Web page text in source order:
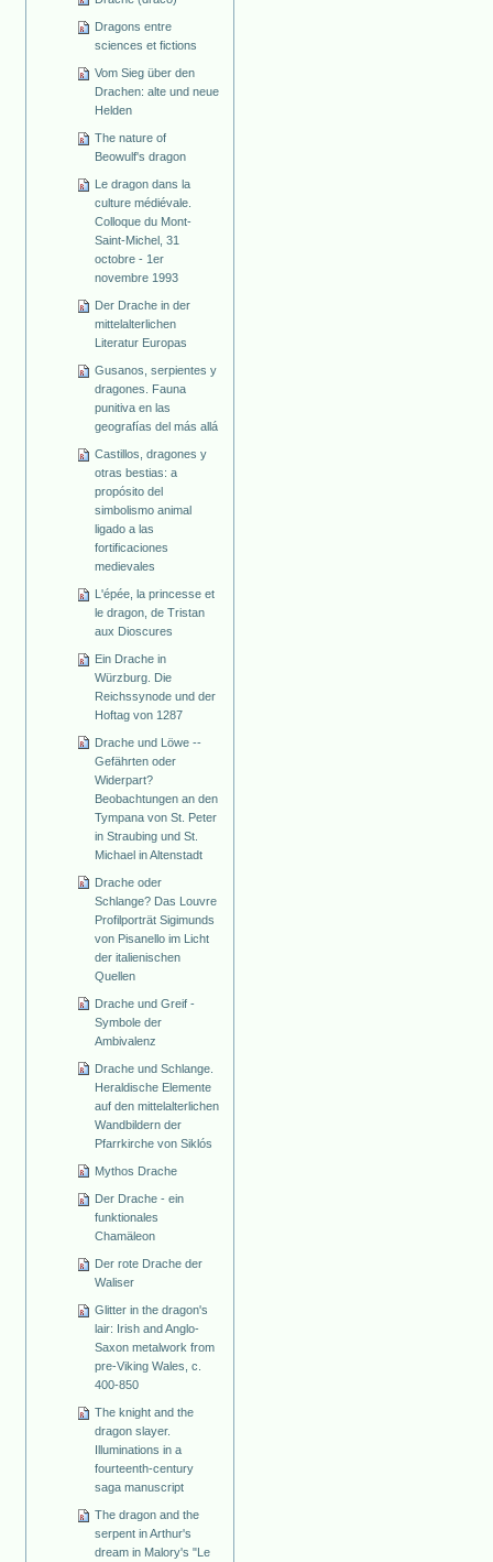
Dragons entre
sciences et fictions
Vom Sieg über den
Drachen: alte und neue
Helden
The nature of
Beowulf's dragon
Le dragon dans la
culture médiévale.
Colloque du Mont-
Saint-Michel, 31
octobre - 1er
novembre 1993
Der Drache in der
mittelalterlichen
Literatur Europas
Gusanos, serpientes y
dragones. Fauna
punitiva en las
geografías del más allá
Castillos, dragones y
otras bestias: a
propósito del
simbolismo animal
ligado a las
fortificaciones
medievales
L'épée, la princesse et
le dragon, de Tristan
aux Dioscures
Ein Drache in
Würzburg. Die
Reichssynode und der
Hoftag von 1287
Drache und Löwe --
Gefährten oder
Widerpart?
Beobachtungen an den
Tympana von St. Peter
in Straubing und St.
Michael in Altenstadt
Drache oder
Schlange? Das Louvre
Profilporträt Sigimunds
von Pisanello im Licht
der italienischen
Quellen
Drache und Greif -
Symbole der
Ambivalenz
Drache und Schlange.
Heraldische Elemente
auf den mittelalterlichen
Wandbildern der
Pfarrkirche von Siklós
Mythos Drache
Der Drache - ein
funktionales
Chamäleon
Der rote Drache der
Waliser
Glitter in the dragon's
lair: Irish and Anglo-
Saxon metalwork from
pre-Viking Wales, c.
400-850
The knight and the
dragon slayer.
Illuminations in a
fourteenth-century
saga manuscript
The dragon and the
serpent in Arthur's
dream in Malory's "Le